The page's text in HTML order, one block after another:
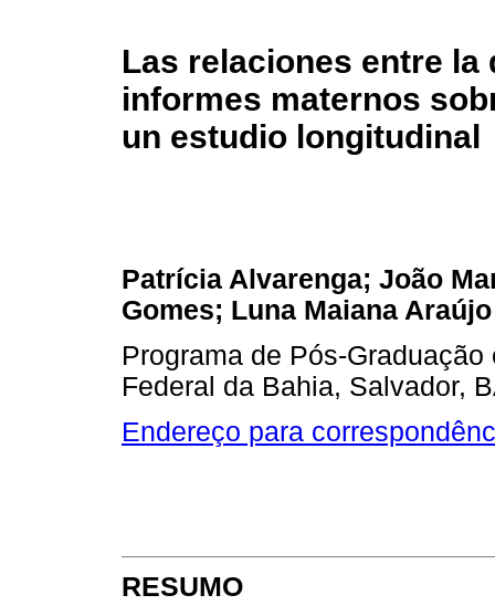
Las relaciones entre
informes maternos
un estudio longitudinal
Patrícia Alvarenga; João
Gomes; Luna Maiana
Programa de Pós-
Federal da Bahia, Salvador,
Endereço para
RESUMO